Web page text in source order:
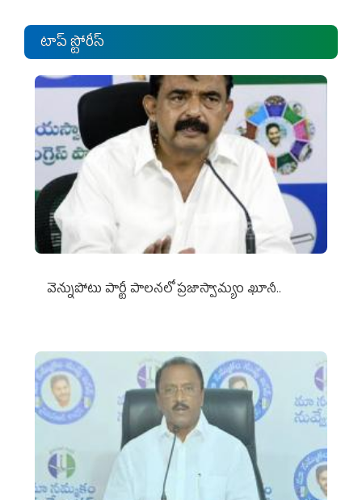
టాప్ స్టోరీస్
వెన్నుపోటు పార్టీ పాలనలో ప్రజాస్వామ్యం ఖూనీ..